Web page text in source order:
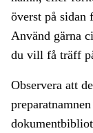
överst på sidan
Använd gärna
du vill få träff
Observera att